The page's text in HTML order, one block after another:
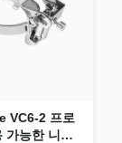
VC6-2 프로
가능한 니들